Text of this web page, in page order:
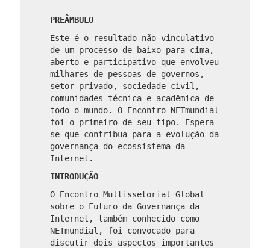
PREÂMBULO
Este é o resultado não vinculativo
de um processo de baixo para cima,
aberto e participativo que envolveu
milhares de pessoas de governos,
setor privado, sociedade civil,
comunidades técnica e acadêmica de
todo o mundo. O Encontro NETmundial
foi o primeiro de seu tipo. Espera-
se que contribua para a evolução da
governança do ecossistema da
Internet.
INTRODUÇÃO
O Encontro Multissetorial Global
sobre o Futuro da Governança da
Internet, também conhecido como
NETmundial, foi convocado para
discutir dois aspectos importantes